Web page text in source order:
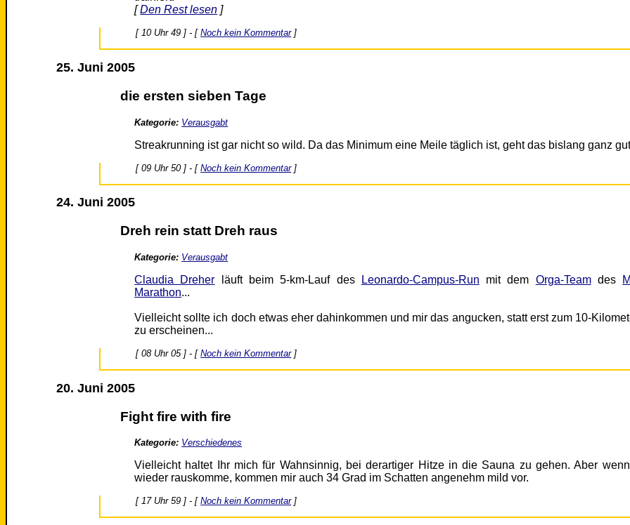
[Den Rest lesen ]
[ 10 Uhr 49 ] - [Noch kein Kommentar]
25. Juni 2005
die ersten sieben Tage
Kategorie: Verausgabt
Streakrunning ist gar nicht so wild. Da das Minimum eine Meile täglich ist, geht das bislang ganz
[ 09 Uhr 50 ] - [Noch kein Kommentar]
24. Juni 2005
Dreh rein statt Dreh raus
Kategorie: Verausgabt
Claudia Dreher läuft beim 5-km-Lauf des Leonardo-Campus-Run mit dem Orga-Teamdes
Marathon...
Vielleicht sollte ich doch etwas eher dahinkommen und mir das angucken, statt erst zum 10-
zu erscheinen...
[ 08 Uhr 05 ] - [Noch kein Kommentar]
20. Juni 2005
Fight fire with fire
Kategorie: Verschiedenes
Vielleicht haltet Ihr mich für Wahnsinnig, bei derartiger Hitze in die Sauna zu gehen. Aber
wieder rauskomme, kommen mir auch 34 Grad im Schatten angenehm mild vor.
[ 17 Uhr 59 ] - [Noch kein Kommentar]